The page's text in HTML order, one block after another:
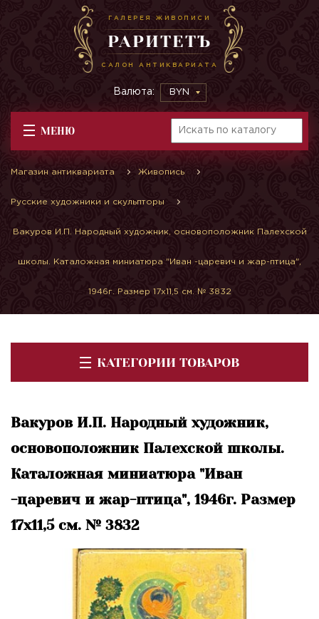
ГАЛЕРЕЯ ЖИВОПИСИ
РАРИТЕТЪ
САЛОН АНТИКВАРИАТА
Валюта: BYN
МЕНЮ
Магазин антиквариата Живопись
Русские художники и скульпторы
Вакуров И.П. Народный художник, основоположник Палехской
школы. Каталожная миниатюра "Иван -царевич и жар-птица",
1946г. Размер 17х11,5 см. № 3832
КАТЕГОРИИ ТОВАРОВ
Вакуров И.П. Народный художник,
основоположник Палехской школы.
Каталожная миниатюра "Иван
-царевич и жар-птица", 1946г. Размер
17х11,5 см. № 3832